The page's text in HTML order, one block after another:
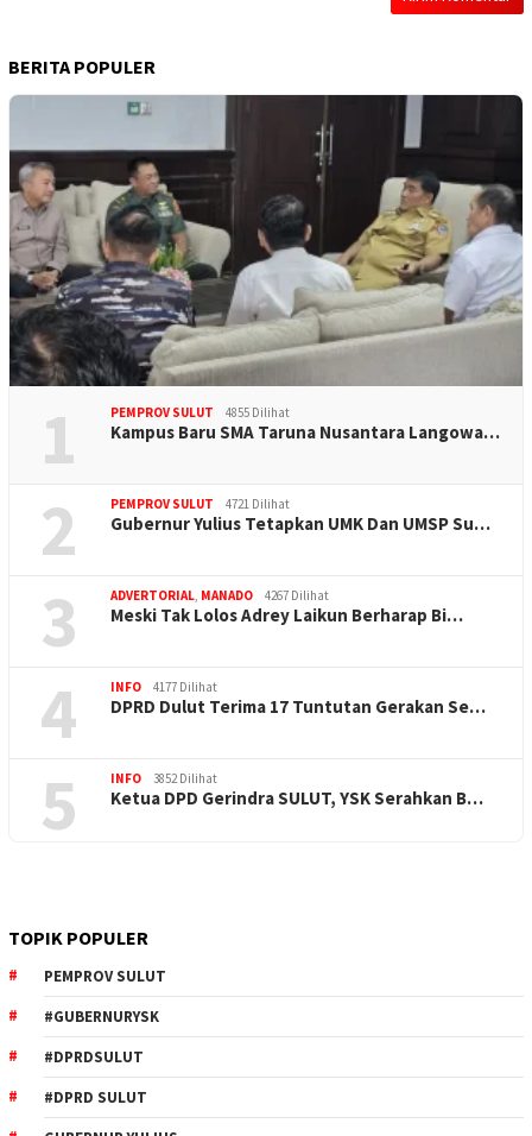
BERITA POPULER
1 PEMPROV SULUT 4855 Dilihat
Kampus Baru SMA Taruna Nusantara Langowa…
2 PEMPROV SULUT 4721 Dilihat
Gubernur Yulius Tetapkan UMK Dan UMSP Su…
3 ADVERTORIAL, MANADO 4267 Dilihat
Meski Tak Lolos Adrey Laikun Berharap Bi…
4 INFO 4177 Dilihat
DPRD Dulut Terima 17 Tuntutan Gerakan Se…
5 INFO 3852 Dilihat
Ketua DPD Gerindra SULUT, YSK Serahkan B…
TOPIK POPULER
PEMPROV SULUT
#GUBERNURYSK
#DPRDSULUT
#DPRD SULUT